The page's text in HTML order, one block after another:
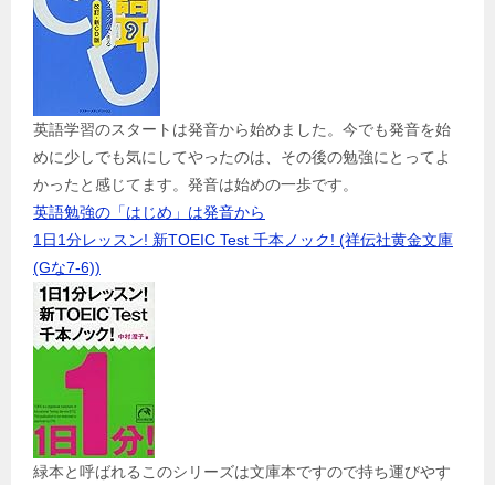
英語学習のスタートは発音から始めました。今でも発音を始
めに少しでも気にしてやったのは、その後の勉強にとってよ
かったと感じてます。発音は始めの一歩です。
英語勉強の「はじめ」は発音から
1日1分レッスン! 新TOEIC Test 千本ノック! (祥伝社黄金文庫
(Gな7-6))
緑本と呼ばれるこのシリーズは文庫本ですので持ち運びやす